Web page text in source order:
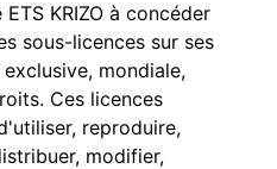
KRIZO à concéder
sous-licences sur ses
mondiale,
Ces licences
reproduire,
modifier,